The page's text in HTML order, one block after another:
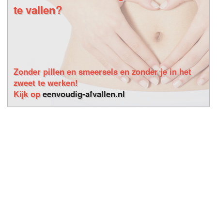
te vallen?
Zonder pillen en smeersels en zonder je in het
zweet te werken!
Kijk opeenvoudig-afvallen.nl